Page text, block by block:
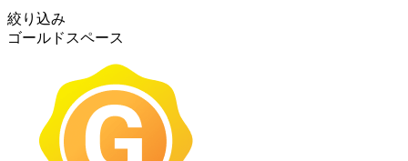
絞り込み
ゴールドスペース